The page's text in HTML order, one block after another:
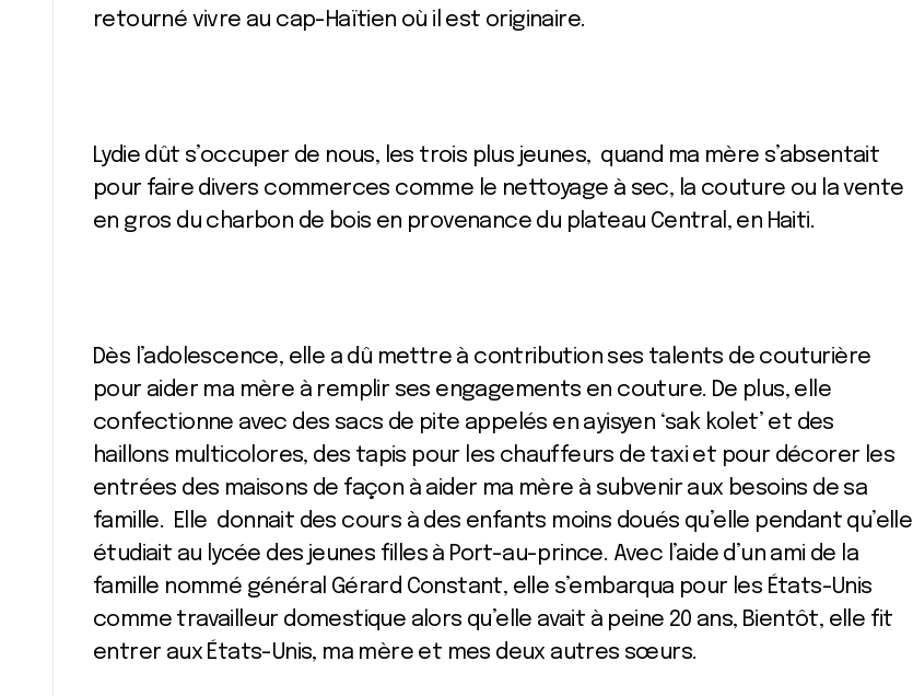
retourné vivre au cap-Haïtien où il est originaire.
Lydie dût s’occuper de nous, les trois plus jeunes, quand ma mère s’absentait
pour faire divers commerces comme le nettoyage à sec, la couture ou la vente
en gros du charbon de bois en provenance du plateau Central, en Haiti.
Dès l’adolescence, elle a dû mettre à contribution ses talents de couturière
pour aider ma mère à remplir ses engagements en couture. De plus, elle
confectionne avec des sacs de pite appelés en ayisyen ‘sak kolet’ et des
haillons multicolores, des tapis pour les chauffeurs de taxi et pour décorer les
entrées des maisons de façon à aider ma mère à subvenir aux besoins de sa
famille. Elle donnait des cours à des enfants moins doués qu’elle pendant qu’elle
étudiait au lycée des jeunes filles à Port-au-prince. Avec l’aide d’un ami de la
famille nommé général Gérard Constant, elle s’embarqua pour les États-Unis
comme travailleur domestique alors qu’elle avait à peine 20 ans, Bientôt, elle fit
entrer aux États-Unis, ma mère et mes deux autres sœurs.